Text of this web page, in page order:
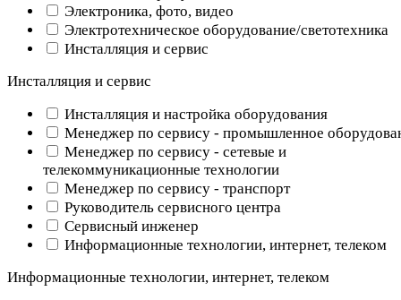
Электроника, фото, видео
Электротехническое оборудование/светотехника
Инсталляция и сервис
Инсталляция и сервис
Инсталляция и настройка оборудования
Менеджер по сервису - промышленное
Менеджер по сервису - сетевые и
телекоммуникационные технологии
Менеджер по сервису - транспорт
Руководитель сервисного центра
Сервисный инженер
Информационные технологии, интернет, телеком
Информационные технологии, интернет, телеком